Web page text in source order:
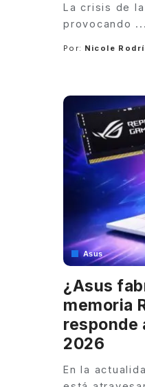
La crisis de la
provocando ...
Posted
Por: Nicole
Asus
¿Asus
memoria
responde
2026
En la